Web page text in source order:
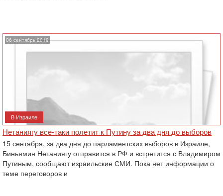
06 сентябрь 2019
В Израиле
Нетаниягу все-таки полетит к Путину за два дня до выборов
15 сентября, за два дня до парламентских выборов в Израиле,
Биньямин Нетаниягу отправится в РФ и встретится с Владимиром
Путиным, сообщают израильские СМИ. Пока нет информации о
теме переговоров и